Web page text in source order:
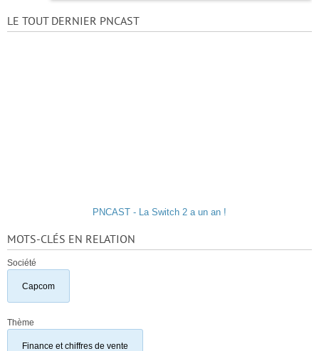
LE TOUT DERNIER PNCAST
PNCAST - La Switch 2 a un an !
MOTS-CLÉS EN RELATION
Société
Capcom
Thème
Finance et chiffres de vente